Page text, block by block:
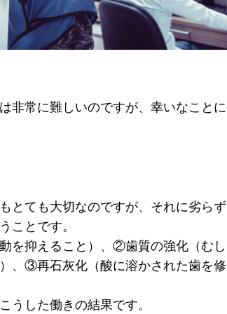
非常に難しいのですが、幸いなことに
とても大切なのですが、それに劣らず
ことです。
を抑えること）、②歯質の強化（むし
、③再石灰化（酸に溶かされた歯を修
うした働きの結果です。